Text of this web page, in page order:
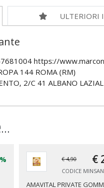
ULTERIORI
https://
144 ROMA (RM)
2/C 41 ALBANO
€ 4,90 €
CODICE
AMAVITAL PRIVATE